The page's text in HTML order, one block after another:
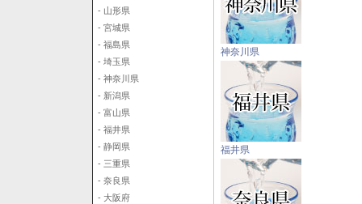
- 山形県
- 宮城県
- 福島県
- 埼玉県
- 神奈川県
- 新潟県
- 富山県
- 福井県
- 静岡県
- 三重県
- 奈良県
- 大阪府
神奈川県
福井県